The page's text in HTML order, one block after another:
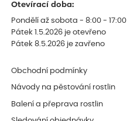
Otevírací doba:
Pondělí až sobota - 8:00 - 17:00
Pátek 1.5.2026 je otevřeno
Pátek 8.5.2026 je zavřeno
Obchodní podmínky
Návody na pěstování rostlin
Balení a přeprava rostlin